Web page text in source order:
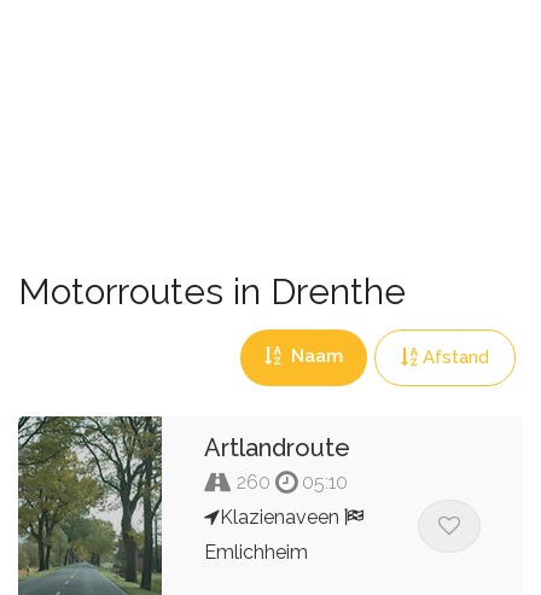
Motorroutes in Drenthe
Naam Afstand
Artlandroute
260
05:10
Klazienaveen
Emlichheim